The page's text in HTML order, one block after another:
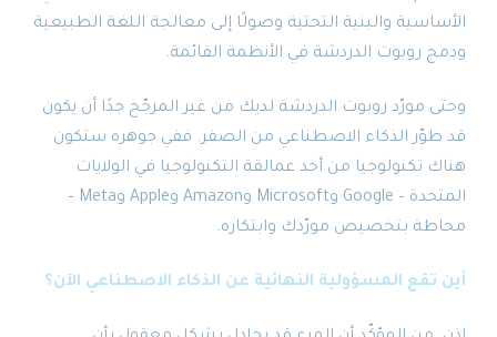
الأساسية والبنية التحتية وصولًا إلى معالجة اللغة الطبيعية
ودمج روبوت الدردشة في الأنظمة القائمة.
وحتى مورّد روبوت الدردشة لديك من غير المرجّح جدًا أن يكون
قد طوّر الذكاء الاصطناعي من الصفر. ففي جوهره ستكون
هناك تكنولوجيا من أحد عمالقة التكنولوجيا في الولايات
المتحدة – Google وMicrosoft وAmazon وApple وMeta –
محاطة بتخصيص مورّدك وابتكاره.
أين تقع المسؤولية النهائية عن الذكاء الاصطناعي الآن؟